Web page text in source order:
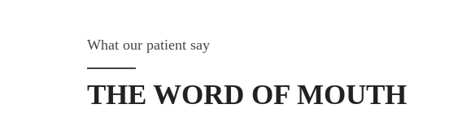
What our patient say
THE WORD OF MOUTH